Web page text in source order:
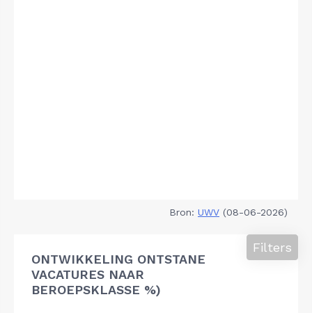
Bron: UWV (08-06-2026)
ONTWIKKELING ONTSTANE
VACATURES NAAR
BEROEPSKLASSE %)
Filters